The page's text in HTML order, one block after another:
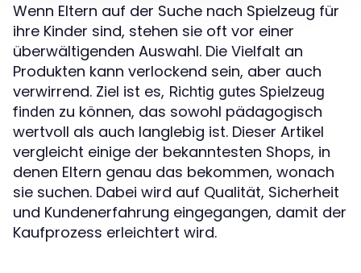
Wenn Eltern auf der Suche nach Spielzeug für
ihre Kinder sind, stehen sie oft vor einer
überwältigenden Auswahl. Die Vielfalt an
Produkten kann verlockend sein, aber auch
verwirrend. Ziel ist es, Richtig gutes Spielzeug
finden zu können, das sowohl pädagogisch
wertvoll als auch langlebig ist. Dieser Artikel
vergleicht einige der bekanntesten Shops, in
denen Eltern genau das bekommen, wonach
sie suchen. Dabei wird auf Qualität, Sicherheit
und Kundenerfahrung eingegangen, damit der
Kaufprozess erleichtert wird.